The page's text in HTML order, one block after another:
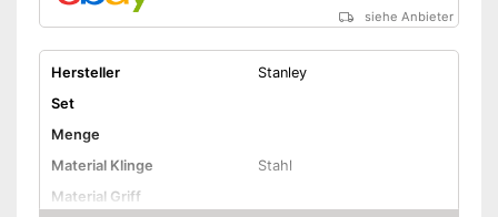
siehe Anbieter
Hersteller
Stanley
Set
Menge
Material Klinge
Stahl
Material Griff